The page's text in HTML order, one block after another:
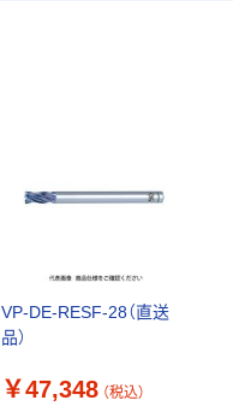
VP-DE-RESF-28（直送
品）
￥47,348 （税込）